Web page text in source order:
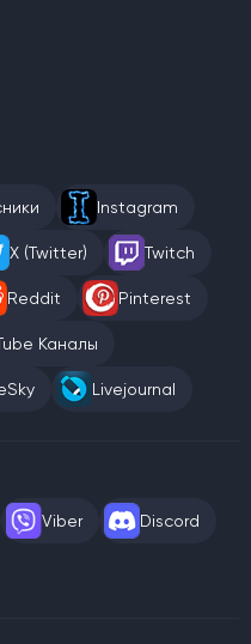
Instagram
X (Twitter) Twitch
Reddit Pinterest
Каналы
Livejournal
Viber Discord